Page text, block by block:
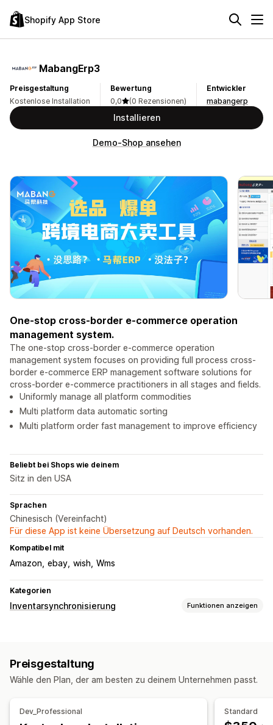
Shopify App Store
MabangErp3
Preisgestaltung
Kostenlose Installation
Bewertung
0,0
(0 Rezensionen)
Entwickler
mabangerp
Installieren
Demo-Shop ansehen
One-stop cross-border e-commerce operation
management system.
The one-stop cross-border e-commerce operation
management system focuses on providing full process cross-
border e-commerce ERP management software solutions for
cross-border e-commerce practitioners in all stages and fields.
Uniformly manage all platform commodities
Multi platform data automatic sorting
Multi platform order fast management to improve efficiency
Beliebt bei Shops wie deinem
Sitz in den USA
Sprachen
Chinesisch (Vereinfacht)
Für diese App ist keine Übersetzung auf Deutsch vorhanden.
Kompatibel mit
Amazon ebay wish Wms
Kategorien
Inventarsynchronisierung Funktionen anzeigen
Benachrichtigungen und Berichte
Preisgestaltung
Wähle den Plan, der am besten zu deinem Unternehmen passt.
Dev_Professional Standard